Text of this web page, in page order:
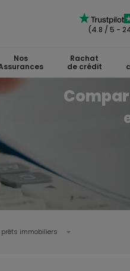
(4.8 / 5 -
Nos
Rachat
de crédit
prêts immobiliers